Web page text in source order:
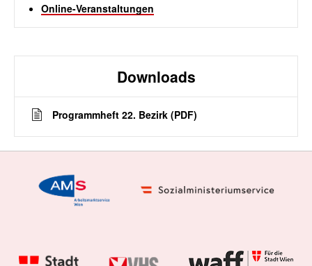
Online-Veranstaltungen
Downloads
Programmheft 22. Bezirk (PDF)